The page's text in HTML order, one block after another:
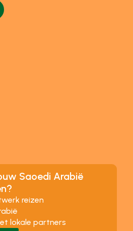
Saoedi Arabië
reizen
lokale partners